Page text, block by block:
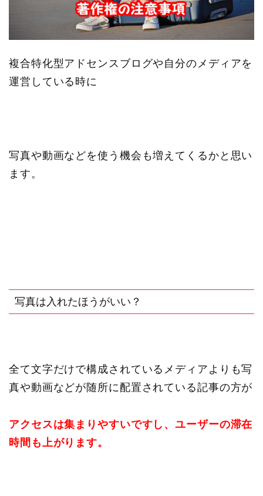
複合特化型アドセンスブログや自分のメディアを
運営している時に
写真や動画などを使う機会も増えてくるかと思い
ます。
写真は入れたほうがいい？
全て文字だけで構成されているメディアよりも写
真や動画などが随所に配置されている記事の方が
アクセスは集まりやすいですし、ユーザーの滞在
時間も上がります。